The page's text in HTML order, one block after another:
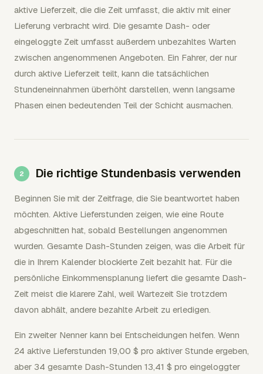
aktive Lieferzeit, die die Zeit umfasst, die aktiv mit einer
Lieferung verbracht wird. Die gesamte Dash- oder
eingeloggte Zeit umfasst außerdem unbezahltes Warten
zwischen angenommenen Angeboten. Ein Fahrer, der nur
durch aktive Lieferzeit teilt, kann die tatsächlichen
Stundeneinnahmen überhöht darstellen, wenn langsame
Phasen einen bedeutenden Teil der Schicht ausmachen.
Die richtige Stundenbasis verwenden
Beginnen Sie mit der Zeitfrage, die Sie beantwortet haben
möchten. Aktive Lieferstunden zeigen, wie eine Route
abgeschnitten hat, sobald Bestellungen angenommen
wurden. Gesamte Dash-Stunden zeigen, was die Arbeit für
die in Ihrem Kalender blockierte Zeit bezahlt hat. Für die
persönliche Einkommensplanung liefert die gesamte Dash-
Zeit meist die klarere Zahl, weil Wartezeit Sie trotzdem
davon abhält, andere bezahlte Arbeit zu erledigen.
Ein zweiter Nenner kann bei Entscheidungen helfen. Wenn
24 aktive Lieferstunden 19,00 $ pro aktiver Stunde ergeben,
aber 34 gesamte Dash-Stunden 13,41 $ pro eingeloggter